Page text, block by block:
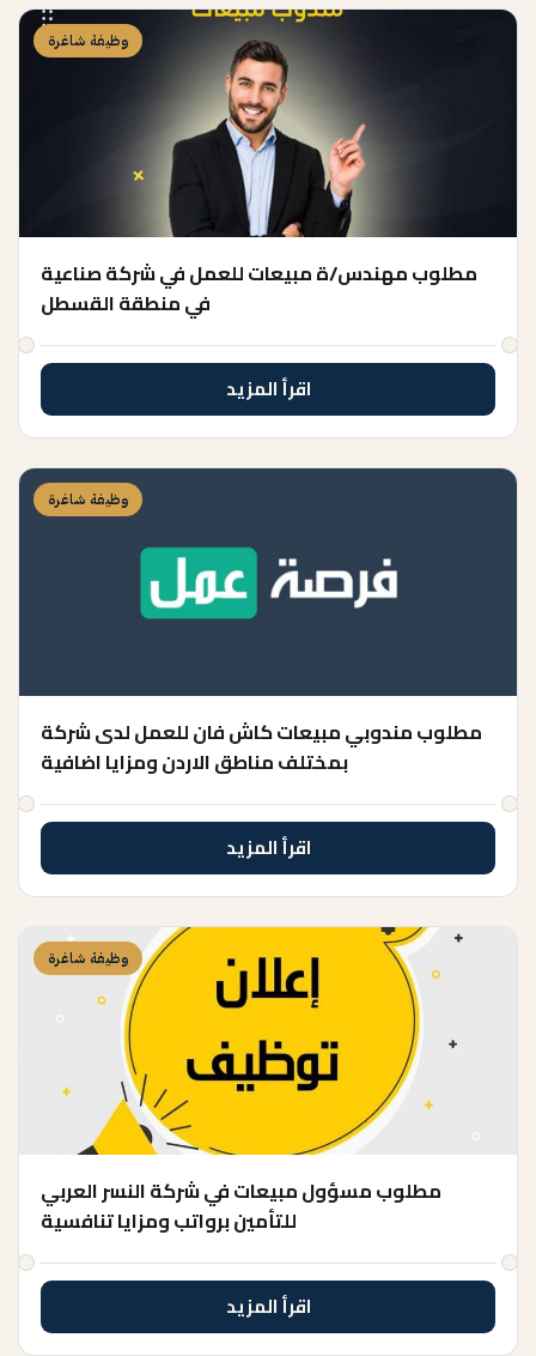
وظيفة شاغرة
مطلوب مهندس/ة مبيعات للعمل في شركة صناعية
في منطقة القسطل
اقرأ المزيد
وظيفة شاغرة
مطلوب مندوبي مبيعات كاش فان للعمل لدى شركة
بمختلف مناطق الاردن ومزايا اضافية
اقرأ المزيد
وظيفة شاغرة
مطلوب مسؤول مبيعات في شركة النسر العربي
للتأمين برواتب ومزايا تنافسية
اقرأ المزيد